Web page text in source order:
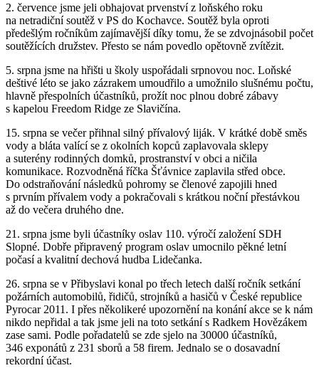
2. července jsme jeli obhajovat prvenství z loňského roku
na netradiční soutěž v PS do Kochavce. Soutěž byla oproti
předešlým ročníkům zajímavější díky tomu, že se zdvojnásobil počet
soutěžících družstev. Přesto se nám povedlo opětovně zvítězit.
5. srpna jsme na hřišti u školy uspořádali srpnovou noc. Loňské
deštivé léto se jako zázrakem umoudřilo a umožnilo slušnému počtu,
hlavně přespolních účastníků, prožít noc plnou dobré zábavy
s kapelou Freedom Ridge ze Slavičína.
15. srpna se večer přihnal silný přívalový liják. V krátké době směs
vody a bláta valící se z okolních kopců zaplavovala sklepy
a suterény rodinných domků, prostranství v obci a ničila
komunikace. Rozvodněná říčka Šťávnice zaplavila střed obce.
Do odstraňování následků pohromy se členové zapojili hned
s prvním přívalem vody a pokračovali s krátkou noční přestávkou
až do večera druhého dne.
21. srpna jsme byli účastníky oslav 110. výročí založení SDH
Slopné. Dobře připravený program oslav umocnilo pěkné letní
počasí a kvalitní dechová hudba Lidečanka.
26. srpna se v Přibyslavi konal po třech letech další ročník setkání
požárních automobilů, řidičů, strojníků a hasičů v České republice
Pyrocar 2011. I přes několikeré upozornění na konání akce se k nám
nikdo nepřidal a tak jsme jeli na toto setkání s Radkem Hovězákem
zase sami. Podle pořadatelů se zde sjelo na 30000 účastníků,
346 exponátů z 231 sborů a 58 firem. Jednalo se o dosavadní
rekordní účast.